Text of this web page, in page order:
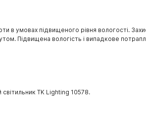
в умовах підвищеного рівня вологості.
Підвищена вологість і випадкове
TK Lighting 10578.